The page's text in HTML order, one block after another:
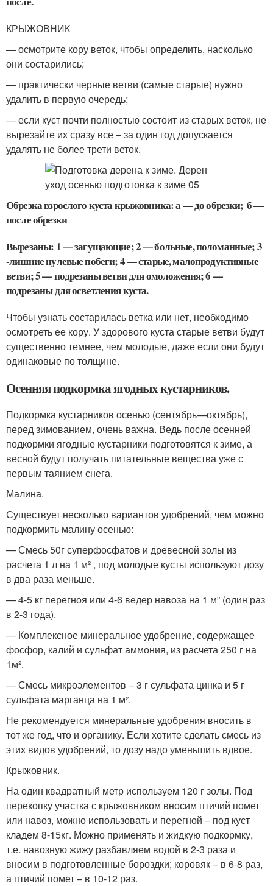
КРЫЖОВНИК
— осмотрите кору веток, чтобы определить, насколько
они состарились;
— практически черные ветви (самые старые) нужно
удалить в первую очередь;
— если куст почти полностью состоит из старых веток, не
вырезайте их сразу все – за один год допускается
удалять не более трети веток.
Обрезка взрослого куста крыжовника: а — до обрезки; б —
после обрезки
Вырезаны: 1 — загущающие; 2 — больные, поломанные; 3
-лишние нулевые побеги; 4 — старые, малопродуктивные
ветви; 5 — подрезаны ветви для омоложения; 6 —
подрезаны для осветления куста.
Чтобы узнать состарилась ветка или нет, необходимо
осмотреть ее кору. У здорового куста старые ветви будут
существенно темнее, чем молодые, даже если они будут
одинаковые по толщине.
Осенняя подкормка ягодных кустарников.
Подкормка кустарников осенью (сентябрь—октябрь),
перед зимованием, очень важна. Ведь после осенней
подкормки ягодные кустарники подготовятся к зиме, а
весной будут получать питательные вещества уже с
первым таянием снега.
Малина.
Существует несколько вариантов удобрений, чем можно
подкормить малину осенью:
— Смесь 50г суперфосфатов и древесной золы из
расчета 1 л на 1 м² , под молодые кусты используют дозу
в два раза меньше.
— 4-5 кг перегноя или 4-6 ведер навоза на 1 м² (один раз
в 2-3 года).
— Комплексное минеральное удобрение, содержащее
фосфор, калий и сульфат аммония, из расчета 250 г на
1м².
— Смесь микроэлементов – 3 г сульфата цинка и 5 г
сульфата марганца на 1 м².
Не рекомендуется минеральные удобрения вносить в
тот же год, что и органику. Если хотите сделать смесь из
этих видов удобрений, то дозу надо уменьшить вдвое.
Крыжовник.
На один квадратный метр используем 120 г золы. Под
перекопку участка с крыжовником вносим птичий помет
или навоз, можно использовать и перегной – под куст
кладем 8-15кг. Можно применять и жидкую подкормку,
т.е. навозную жижу разбавляем водой в 2-3 раза и
вносим в подготовленные бороздки; коровяк – в 6-8 раз,
а птичий помет – в 10-12 раз.